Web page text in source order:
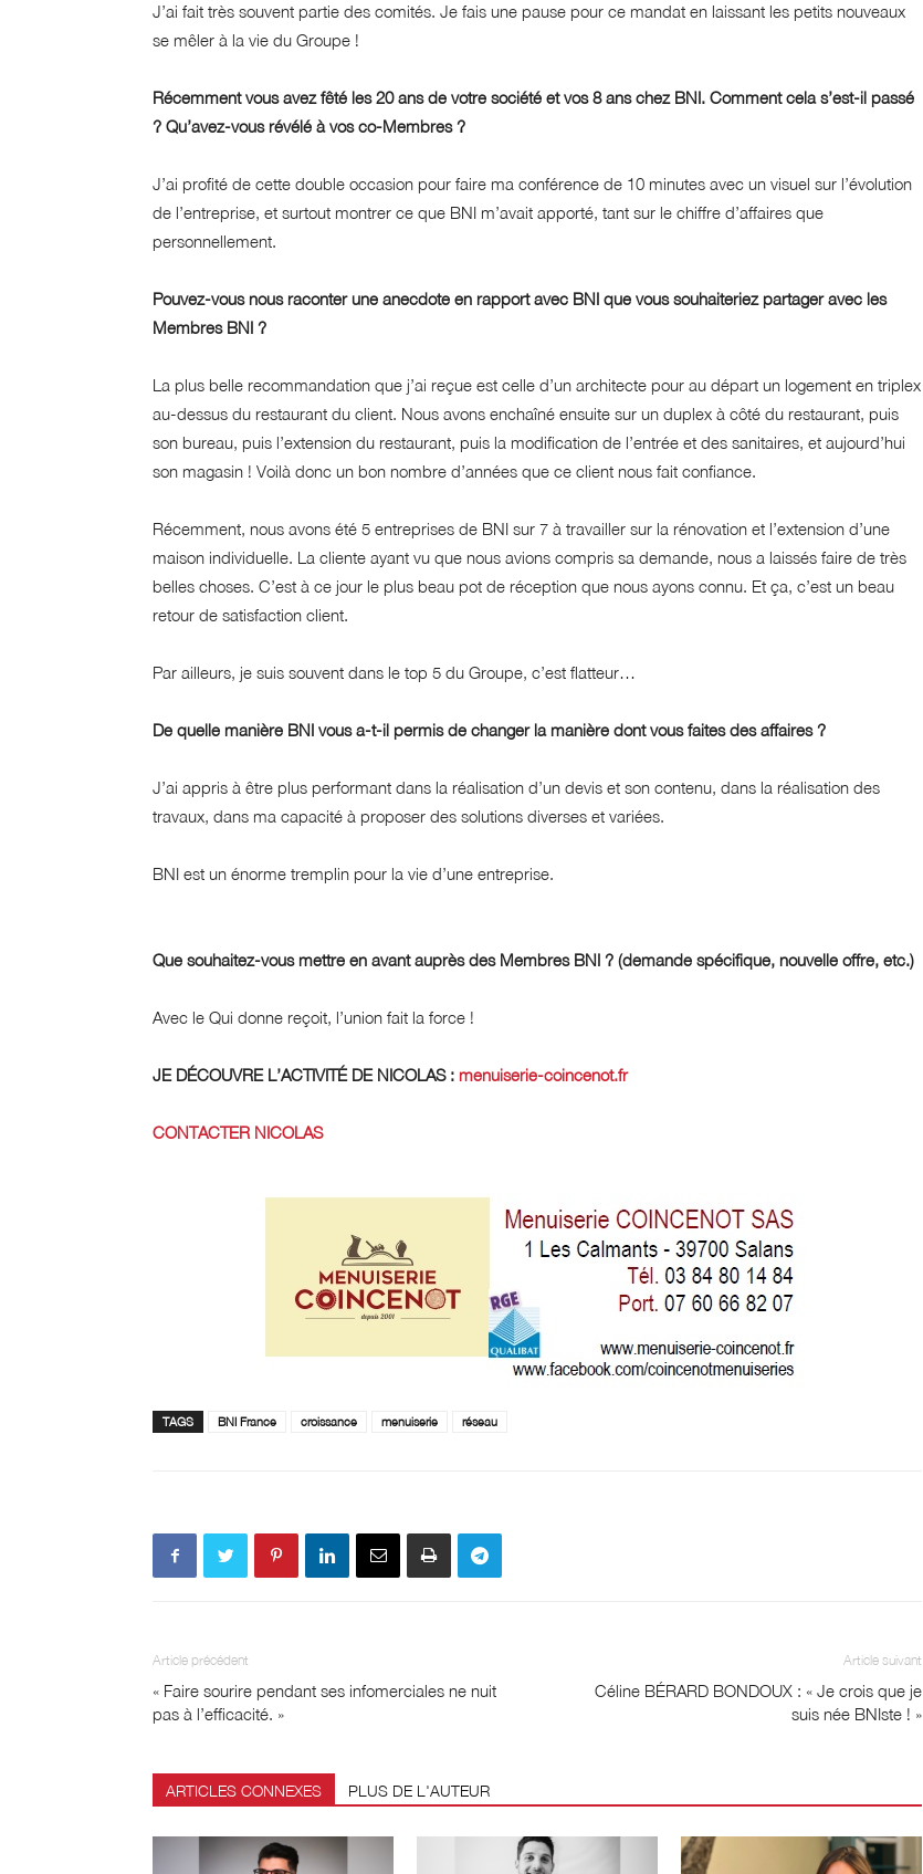
J’ai fait très souvent partie des comités. Je fais une pause pour ce mandat en laissant les petits nouveaux
se mêler à la vie du Groupe !
Récemment vous avezfêté les 20 ans de votre société et vos 8 ans chez BNI. Comment cela s’est-il passé
? Qu’avez-vous révélé à vos co-Membres ?
J’ai profité de cette double occasion pour faire ma conférence de 10 minutes avec un visuel sur l’évolution
de l’entreprise, et surtout montrer ce que BNI m’avait apporté, tant sur le chiffre d’affaires que
personnellement.
Pouvez-vous nous raconter une anecdote en rapport avec BNI que vous souhaiteriez partager avec les
Membres BNI ?
La plus belle recommandation que j’ai reçue est celle d’un architecte pour au départ un logement en triplex
au-dessus du restaurant du client. Nous avons enchaîné ensuite sur un duplex à côté du restaurant, puis
son bureau, puis l’extension du restaurant, puis la modification de l’entrée et des sanitaires, et aujourd’hui
son magasin ! Voilà donc un bon nombre d’années que ce client nous fait confiance.
Récemment, nous avons été 5 entreprises de BNI sur 7 à travailler sur la rénovation et l’extension d’une
maison individuelle. La cliente ayant vu que nous avions compris sa demande, nous a laissés faire de très
belles choses. C’est à ce jour le plus beau pot de réception que nous ayons connu. Et ça, c’est un beau
retour de satisfaction client.
Par ailleurs, je suis souvent dans le top 5 du Groupe, c’est flatteur…
De quelle manière BNI vous a-t-il permis de changer la manière dont vous faites des affaires ?
J’ai appris à être plus performant dans la réalisation d’un devis et son contenu, dans la réalisation des
travaux, dans ma capacité à proposer des solutions diverses et variées.
BNI est un énorme tremplin pour la vie d’une entreprise.
Que souhaitez-vous mettre en avant auprès des Membres BNI ? (demande spécifique, nouvelle offre, etc.)
Avec le Qui donne reçoit, l’union fait la force !
JE DÉCOUVRE L’ACTIVITÉ DE NICOLAS : menuiserie-coincenot.fr
CONTACTER NICOLAS
TAGS BNI France croissance menuiserie réseau
Article précédent
« Faire sourire pendant ses infomerciales ne nuit
pas à l’efficacité. »
Article suivant
Céline BÉRARD BONDOUX : « Je crois que je
suis née BNIste ! »
ARTICLES CONNEXES PLUS DE L'AUTEUR